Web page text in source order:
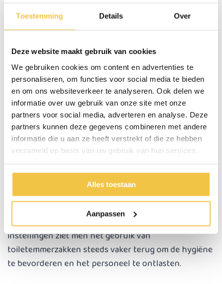
Toestemming Details Over
Deze website maakt gebruik van cookies
We gebruiken cookies om content en advertenties te
personaliseren, om functies voor social media te bieden
en om ons websiteverkeer te analyseren. Ook delen we
informatie over uw gebruik van onze site met onze
partners voor social media, adverteren en analyse. Deze
partners kunnen deze gegevens combineren met andere
informatie die u aan ze heeft verstrekt of die ze hebben
verzameld op basis van uw gebruik van hun services.
Alles toestaan
Aanpassen
Na het gebruik van een toiletstoel kun je natuurlijk
iedere keer na gebruik de po-emmer reinigen of
autoclaveren. Het is echter ook mogelijk, voor het
gebruik eentoiletemmerzakin jouw toiletstoel te
plaatsen. Een toiletemmerzak is voorzien van een
opneembare pad die de urinevloeistoffen snel
opneemt. Zodat er geen vloeistof in de zak zit
wanneer deze uit de toiletemmer gehaald wordt. Deze
worden. Jouw toiletstoel is daarnaast niet in
aanraking geweest met urine of ontlasting. Op deze
manier bespaar je tijd en moeite doordat de po-
emmer niet vaak gereinigd hoeft te worden. Ook in
instellingen ziet men het gebruik van
toiletemmerzakken steeds vaker terug om de hygiëne
te bevorderen en het personeel te ontlasten.